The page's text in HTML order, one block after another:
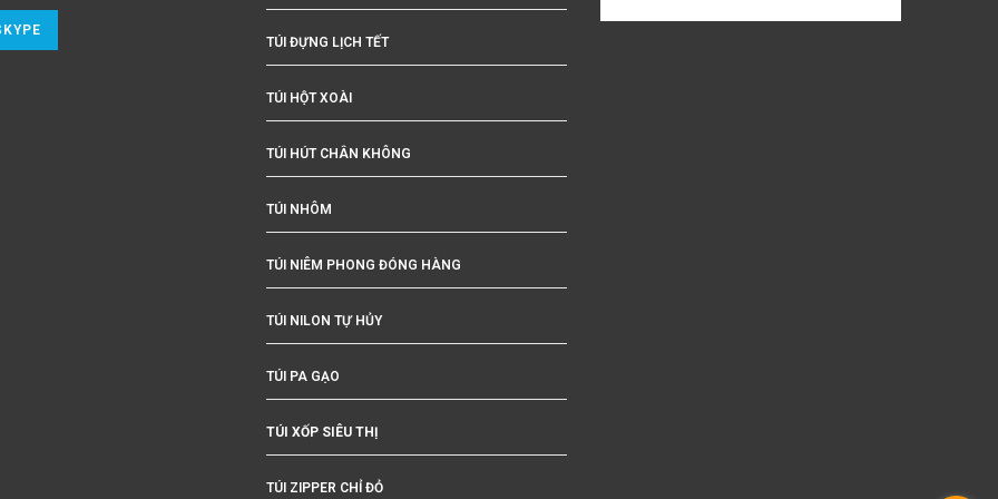
TÚI ĐỰNG LỊCH TẾT
TÚI HỘT XOÀI
TÚI HÚT CHÂN KHÔNG
TÚI NHÔM
TÚI NIÊM PHONG ĐÓNG HÀNG
TÚI NILON TỰ HỦY
TÚI PA GẠO
TÚI XỐP SIÊU THỊ
TÚI ZIPPER CHỈ ĐỎ